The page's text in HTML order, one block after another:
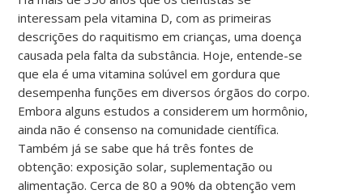
interessam pela vitamina D, com as primeiras
descrições do raquitismo em crianças, uma doença
causada pela falta da substância. Hoje, entende-se
que ela é uma vitamina solúvel em gordura que
desempenha funções em diversos órgãos do corpo.
Embora alguns estudos a considerem um hormônio,
ainda não é consenso na comunidade científica.
Também já se sabe que há três fontes de
obtenção: exposição solar, suplementação ou
alimentação. Cerca de 80 a 90% da obtenção vem